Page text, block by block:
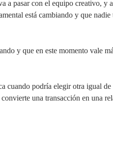
a pasar con el equipo creativo, y
está cambiando y que
y que en este momento vale
cuando podría elegir otra igual
una transacción en una